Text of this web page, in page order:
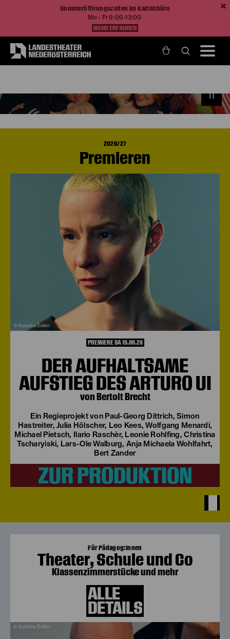
Sommeröffnungszeiten im Kartenbüro
Mo - Fr 9:00-13:00
MEHR ERFAHREN
2026/27
Premieren
© Katarina Šoškić
PREMIERE SA 19.09.26
DER AUFHALTSAME
AUFSTIEG DES ARTURO UI
von Bertolt Brecht
Ein Regieprojekt von Paul-Georg Dittrich, Simon
Hastreiter, Julia Hölscher, Leo Kees, Wolfgang Menardi,
Michael Pietsch, Ilario Raschèr, Leonie Rohlfing, Christina
Tscharyiski, Lars-Ole Walburg, Anja Michaela Wohlfahrt,
Bert Zander
ZUR PRODUKTION
© Katarina Šoškić
Für Pädagog:innen
Theater, Schule und Co
Klassenzimmerstücke und mehr
ALLE
DETAILS